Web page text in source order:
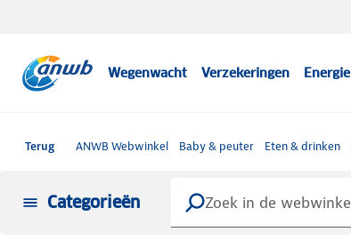
Wegenwacht Verzekeringen Energie
Terug ANWB Webwinkel Baby & peuter Eten & drinken
Categorieën